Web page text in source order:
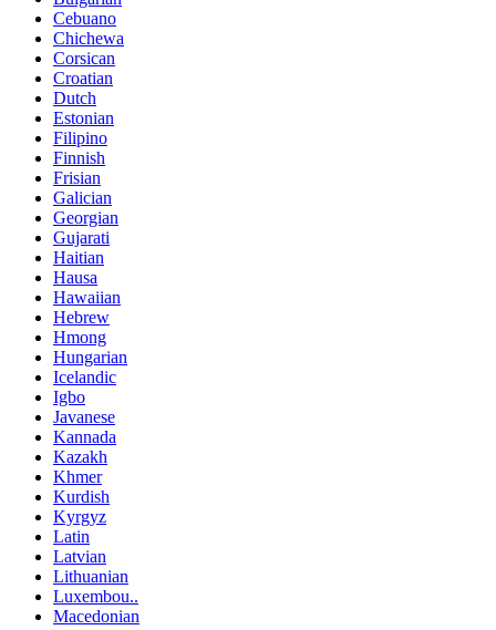
Cebuano
Chichewa
Corsican
Croatian
Dutch
Estonian
Filipino
Finnish
Frisian
Galician
Georgian
Gujarati
Haitian
Hausa
Hawaiian
Hebrew
Hmong
Hungarian
Icelandic
Igbo
Javanese
Kannada
Kazakh
Khmer
Kurdish
Kyrgyz
Latin
Latvian
Lithuanian
Luxembou..
Macedonian